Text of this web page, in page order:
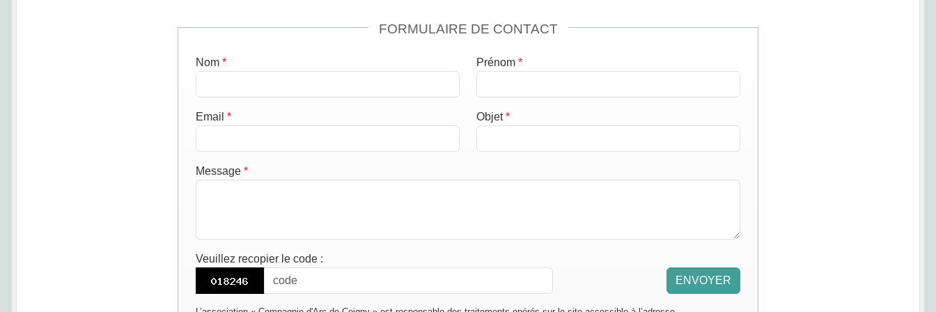
FORMULAIRE DE CONTACT
Nom * Prénom *
Email * Objet*
Message *
Veuillez recopier le code :
ENVOYER